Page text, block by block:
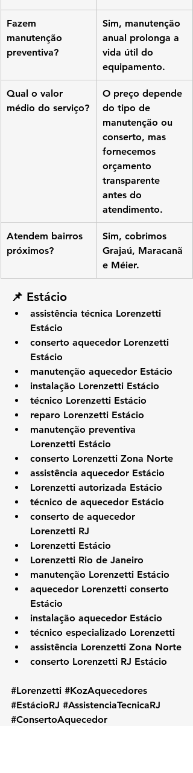
Fazem
manutenção
preventiva?
Sim, manutenção
anual prolonga a
vida útil do
equipamento.
Qual o valor
médio do serviço?
O preço depende
do tipo de
manutenção ou
conserto, mas
fornecemos
orçamento
transparente
antes do
atendimento.
Atendem bairros
próximos?
Sim, cobrimos
Grajaú, Maracanã
e Méier.
📌 Estácio
assistência técnica Lorenzetti
Estácio
conserto aquecedor Lorenzetti
Estácio
manutenção aquecedor Estácio
instalação Lorenzetti Estácio
técnico Lorenzetti Estácio
reparo Lorenzetti Estácio
manutenção preventiva
Lorenzetti Estácio
conserto Lorenzetti Zona Norte
assistência aquecedor Estácio
Lorenzetti autorizada Estácio
técnico de aquecedor Estácio
conserto de aquecedor
Lorenzetti RJ
Lorenzetti Estácio
Lorenzetti Rio de Janeiro
manutenção Lorenzetti Estácio
aquecedor Lorenzetti conserto
Estácio
instalação aquecedor Estácio
técnico especializado Lorenzetti
assistência Lorenzetti Zona Norte
conserto Lorenzetti RJ Estácio
#Lorenzetti #KozAquecedores
#EstácioRJ #AssistenciaTecnicaRJ
#ConsertoAquecedor